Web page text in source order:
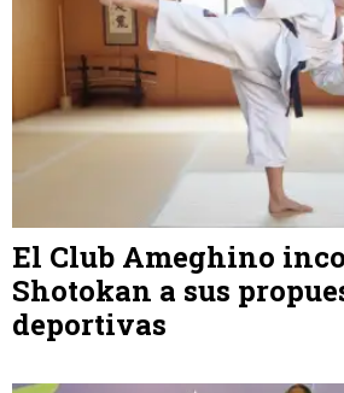
El Club Ameghino
Shotokan a sus
deportivas